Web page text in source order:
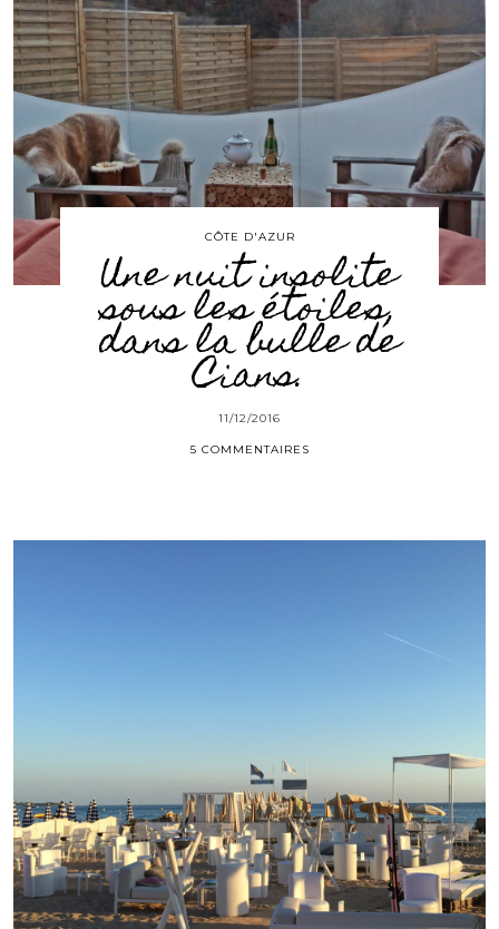
CÔTE D'AZUR
Une nuit insolite
sous les étoiles,
dans la bulle de
Cians.
11/12/2016
5 COMMENTAIRES